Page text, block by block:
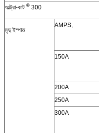
আল্ট্রা-কাট ® 300
মৃদু ইস্পাত
AMPS,
150A
200A
250A
300A